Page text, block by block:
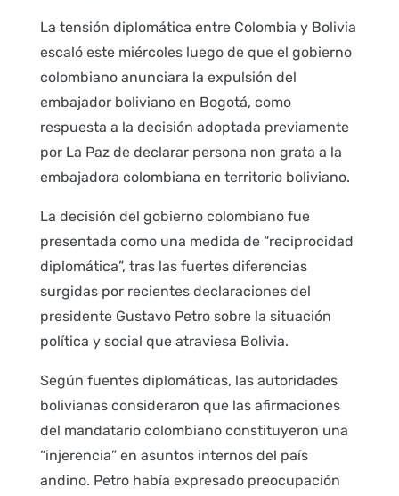
La tensión diplomática entre Colombia y Bolivia
escaló este miércoles luego de que el gobierno
colombiano anunciara la expulsión del
embajador boliviano en Bogotá, como
respuesta a la decisión adoptada previamente
por La Paz de declarar persona non grata a la
embajadora colombiana en territorio boliviano.
La decisión del gobierno colombiano fue
presentada como una medida de “reciprocidad
diplomática”, tras las fuertes diferencias
surgidas por recientes declaraciones del
presidente Gustavo Petro sobre la situación
política y social que atraviesa Bolivia.
Según fuentes diplomáticas, las autoridades
bolivianas consideraron que las afirmaciones
del mandatario colombiano constituyeron una
“injerencia” en asuntos internos del país
andino. Petro había expresado preocupación